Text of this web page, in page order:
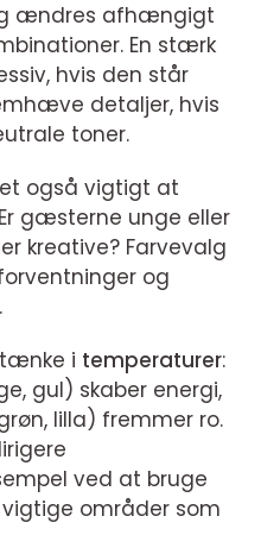
ændres afhængigt
En stærk
hvis den står
detaljer, hvis
toner.
også vigtigt at
gæsterne unge eller
kreative? Farvevalg
og
i temperaturer:
gul) skaber energi,
lilla) fremmer ro.
ved at bruge
områder som